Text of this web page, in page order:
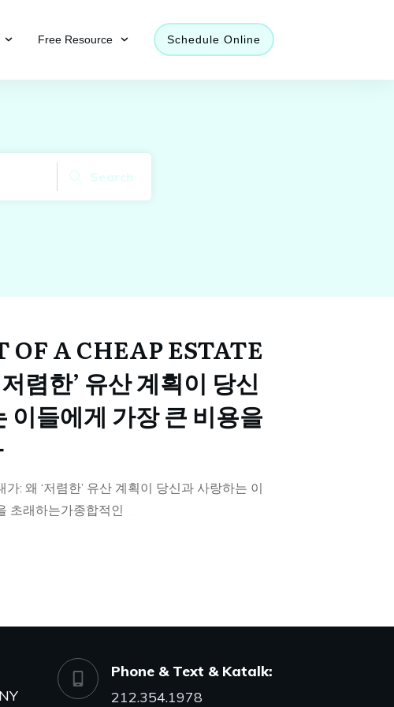
Free Resource Schedule Online
Search
OF A CHEAP ESTATE
렴한’ 유산 계획이 당신
이들에게 가장 큰 비용을
: 왜 ‘저렴한’ 유산 계획이 당신과 사랑하는 이
초래하는가종합적인
Phone & Text & Katalk:
212.354.1978